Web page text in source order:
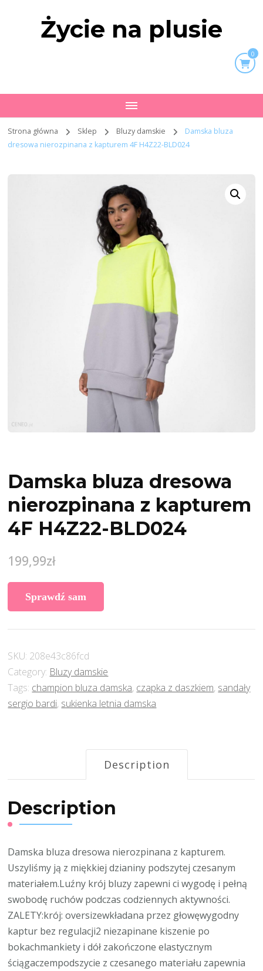
Życie na plusie
0
Strona główna Sklep Bluzy damskie
Damska bluza
dresowa nierozpinana z kapturem 4F H4Z22-BLD024
Damska bluza dresowa
nierozpinana z kapturem
4F H4Z22-BLD024
199,99zł
Sprawdź sam
SKU: 208e43c86fcd
Category: Bluzy damskie
Tags: champion bluza damska, czapka z daszkiem, sandały
sergio bardi, sukienka letnia damska
Description
Description
Damska bluza dresowa nierozpinana z kapturem.
Uszyliśmy ją z miękkiej dzianiny podszytej czesanym
materiałem.Luźny krój bluzy zapewni ci wygodę i pełną
swobodę ruchów podczas codziennych aktywności.
ZALETY:krój: oversizewkładana przez głowęwygodny
kaptur bez regulacji2 niezapinane kiszenie po
bokachmankiety i dół zakończone elastycznym
ściągaczempodszycie z czesanego materiału zapewnia